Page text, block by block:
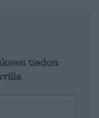
tiedon